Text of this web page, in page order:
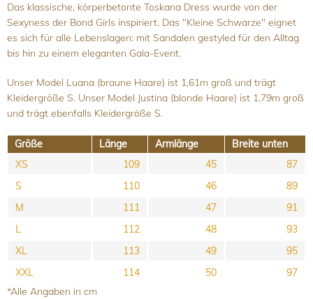
Das klassische, körperbetonte Toskana Dress wurde von der
Sexyness der Bond Girls inspiriert. Das "Kleine Schwarze" eignet
es sich für alle Lebenslagen: mit Sandalen gestyled für den Alltag
bis hin zu einem eleganten Gala-Event.
Unser Model Luana (braune Haare) ist 1,61m groß und trägt
Kleidergröße S. Unser Model Justina (blonde Haare) ist 1,79m groß
und trägt ebenfalls Kleidergröße S.
Größe Länge Armlänge
Breite unten
XS
109 45
87
S
110 46
89
M
111 47
91
L
112 48
93
XL
113 49
95
XXL
114 50
97
*Alle Angaben in cm